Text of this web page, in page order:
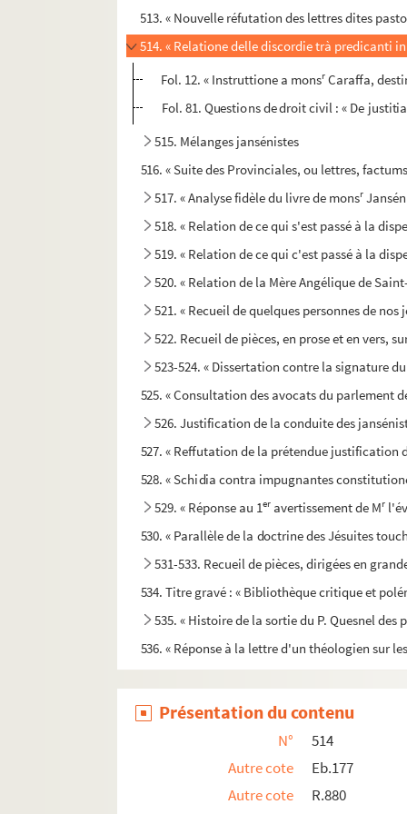
513. « Nouvelle réfutation des lettres dites
514. « Relatione delle discordie trà predicanti
Fol. 12. « Instruttione a monsr Caraffa,
Fol. 81. Questions de droit civil : « De
515. Mélanges jansénistes
516. « Suite des Provinciales, ou lettres,
517. « Analyse fidèle du livre de monsr
518. « Relation de ce qui s'est passé à la
519. « Relation de ce qui c'est passé à la
520. « Relation de la Mère Angélique de
521. « Recueil de quelques personnes de
522. Recueil de pièces, en prose et en vers,
523-524. « Dissertation contre la signature
525. « Consultation des avocats du parlement
526. Justification de la conduite des
527. « Reffutation de la prétendue justification
528. « Schidia contra impugnantes
529. « Réponse au 1er avertissement de Mr
530. « Parallèle de la doctrine des Jésuites
531-533. Recueil de pièces, dirigées en
534. Titre gravé : « Bibliothèque critique et
535. « Histoire de la sortie du P. Quesnel
536. « Réponse à la lettre d'un théologien sur
538. « Divers motifs qui justifient le refus
539. « Divers motifs qui justifient le refus [de
540. « Les magistrats philosophes, ou
541. « L'esprit des magistrats philosophes,
Présentation du contenu
N°
514
Autre cote
Eb.177
Autre cote
R.880